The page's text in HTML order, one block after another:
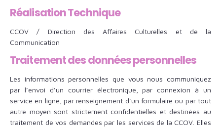
Réalisation Technique
CCOV / Direction des Affaires Culturelles et de la
Communication
Traitement des données personnelles
Les informations personnelles que vous nous communiquez
par l’envoi d’un courrier électronique, par connexion à un
service en ligne, par renseignement d’un formulaire ou par tout
autre moyen sont strictement confidentielles et destinées au
traitement de vos demandes par les services de la CCOV. Elles